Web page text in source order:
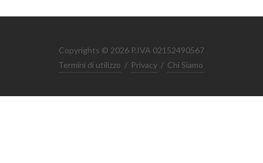
Copyrights © 2026 P.IVA 02152490567
Termini di utilizzo / Privacy / Chi Siamo